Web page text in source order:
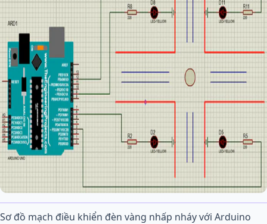
Sơ đồ mạch điều khiển đèn vàng nhấp nháy với Arduino